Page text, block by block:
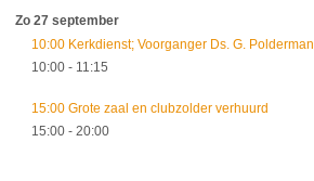
Zo 27 september
10:00 Kerkdienst; Voorganger Ds. G. Polderman
10:00 - 11:15
15:00 Grote zaal en clubzolder verhuurd
15:00 - 20:00